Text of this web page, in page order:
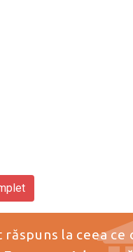
răspuns la ceea ce